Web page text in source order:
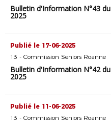
Bulletin d'Information N°43
2025
Publié le 17-06-2025
13 - Commission Seniors Roanne
Bulletin d'Information N°42
2025
Publié le 11-06-2025
13 - Commission Seniors Roanne